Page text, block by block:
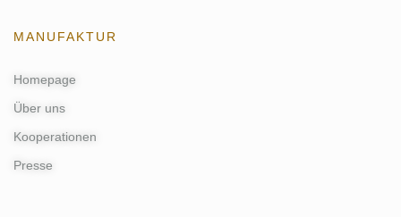
MANUFAKTUR
Homepage
Über uns
Kooperationen
Presse